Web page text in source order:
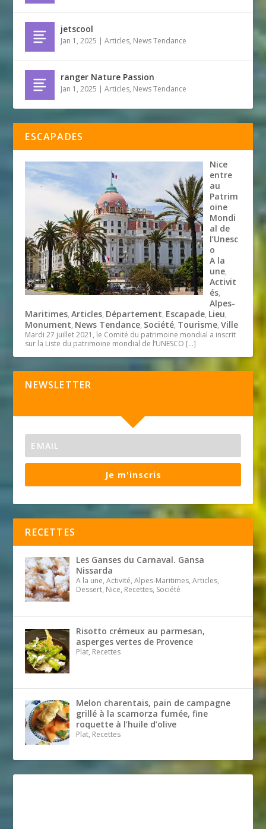
jetscool
Jan 1, 2025 |Articles, News Tendance
ranger Nature Passion
Jan 1, 2025 |Articles, News Tendance
ESCAPADES
Nice
entre
au
Patrim
oine
Mondi
al de
l’Unesc
o
A la
une,
Activit
és,
Alpes-
Maritimes,Articles, Département, Escapade, Lieu,
Monument, News Tendance, Société, Tourisme,Ville
Mardi 27 juillet 2021, le Comité du patrimoine mondial a inscrit
sur la Liste du patrimoine mondial de l’UNESCO […]
NEWSLETTER
Je m'inscris
RECETTES
Les Ganses du Carnaval. Gansa
Nissarda
A la une, Activité, Alpes-Maritimes, Articles,
Dessert, Nice, Recettes, Société
Risotto crémeux au parmesan,
asperges vertes de Provence
Plat, Recettes
Melon charentais, pain de campagne
grillé à la scamorza fumée, fine
roquette à l’huile d’olive
Plat, Recettes